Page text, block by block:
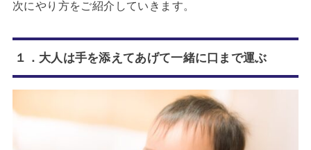
次にやり方をご紹介していきます。
１．大人は手を添えてあげて一緒に口まで運ぶ